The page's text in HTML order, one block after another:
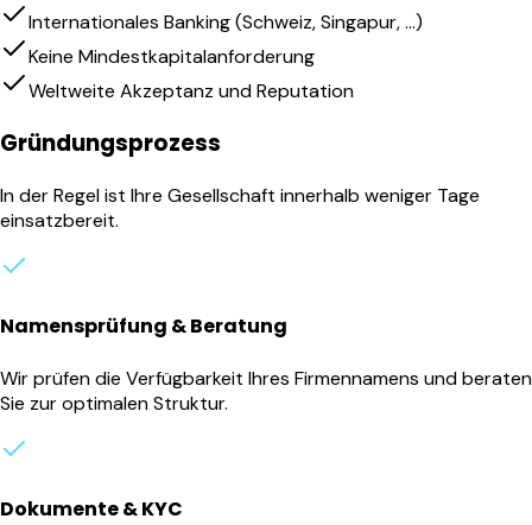
Internationales Banking (Schweiz, Singapur, ...)
Keine Mindestkapitalanforderung
Weltweite Akzeptanz und Reputation
Gründungsprozess
In der Regel ist Ihre Gesellschaft innerhalb weniger Tage
einsatzbereit.
Namensprüfung & Beratung
Wir prüfen die Verfügbarkeit Ihres Firmennamens und beraten
Sie zur optimalen Struktur.
Dokumente & KYC